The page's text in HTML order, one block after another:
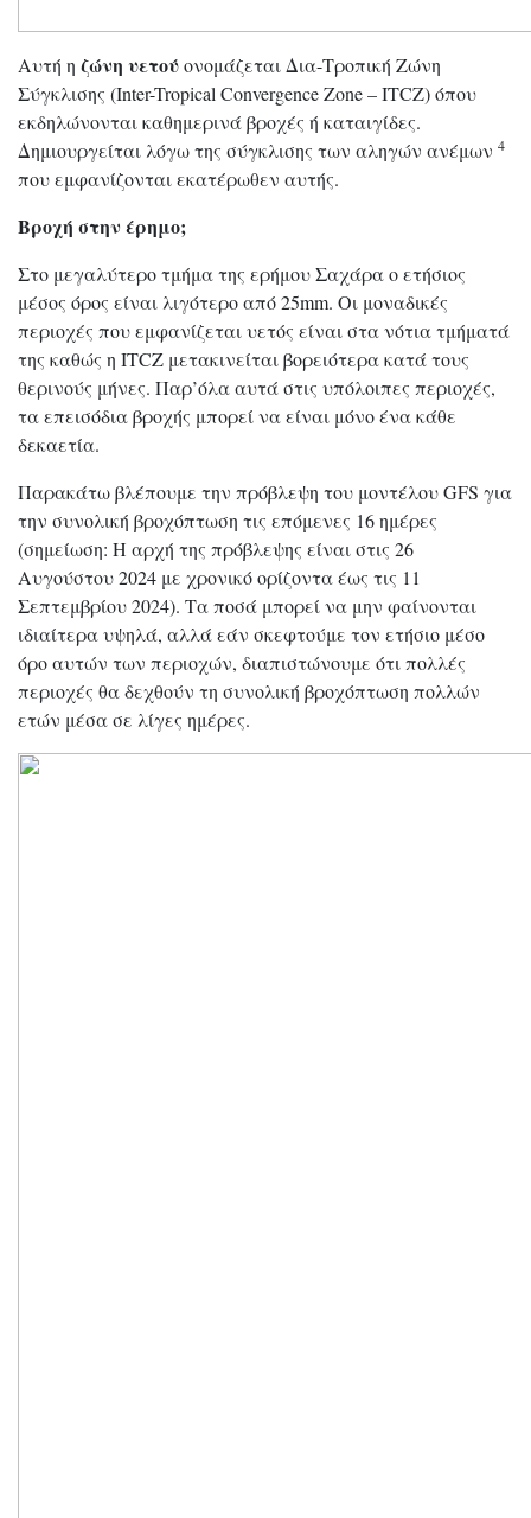
Αυτή η ζώνη υετούονομάζεται Δια-Τροπική Ζώνη
Σύγκλισης (Inter-Tropical Convergence Zone – ITCZ) όπου
εκδηλώνονται καθημερινά βροχές ή καταιγίδες.
Δημιουργείται λόγω της σύγκλισης των αληγών ανέμων 4
που εμφανίζονται εκατέρωθεν αυτής.
Βροχή στην έρημο;
Στο μεγαλύτερο τμήμα της ερήμου Σαχάρα ο ετήσιος
μέσος όρος είναι λιγότερο από 25mm. Οι μοναδικές
περιοχές που εμφανίζεται υετός είναι στα νότια τμήματά
της καθώς η ITCZ μετακινείται βορειότερα κατά τους
θερινούς μήνες. Παρ’όλα αυτά στις υπόλοιπες περιοχές,
τα επεισόδια βροχής μπορεί να είναι μόνο ένα κάθε
δεκαετία.
Παρακάτω βλέπουμε την πρόβλεψη του μοντέλου GFS για
την συνολική βροχόπτωση τις επόμενες 16 ημέρες
(σημείωση: Η αρχή της πρόβλεψης είναι στις 26
Αυγούστου 2024 με χρονικό ορίζοντα έως τις 11
Σεπτεμβρίου 2024). Τα ποσά μπορεί να μην φαίνονται
ιδιαίτερα υψηλά, αλλά εάν σκεφτούμε τον ετήσιο μέσο
όρο αυτών των περιοχών, διαπιστώνουμε ότι πολλές
περιοχές θα δεχθούν τη συνολική βροχόπτωση πολλών
ετών μέσα σε λίγες ημέρες.